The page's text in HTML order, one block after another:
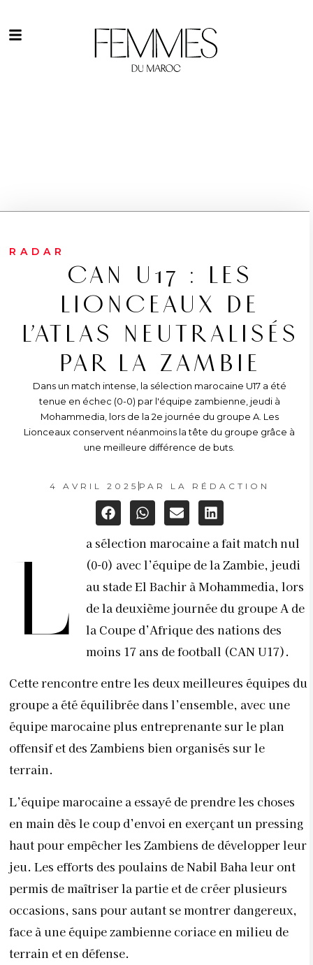
RADAR
CAN U17 : LES
LIONCEAUX DE
L’ATLAS NEUTRALISÉS
PAR LA ZAMBIE
Dans un match intense, la sélection marocaine U17 a été
tenue en échec (0-0) par l'équipe zambienne, jeudi à
Mohammedia, lors de la 2e journée du groupe A. Les
Lionceaux conservent néanmoins la tête du groupe grâce à
une meilleure différence de buts.
4 AVRIL 2025 PAR LA RÉDACTION
L
a sélection marocaine a fait match nul
(0-0) avec l’équipe de la Zambie, jeudi
au stade El Bachir à Mohammedia, lors
de la deuxième journée du groupe A de
la Coupe d’Afrique des nations des
moins 17 ans de football (CAN U17).
Cette rencontre entre les deux meilleures équipes du
groupe a été équilibrée dans l’ensemble, avec une
équipe marocaine plus entreprenante sur le plan
offensif et des Zambiens bien organisés sur le
terrain.
L’équipe marocaine a essayé de prendre les choses
en main dès le coup d’envoi en exerçant un pressing
haut pour empêcher les Zambiens de développer leur
jeu. Les efforts des poulains de Nabil Baha leur ont
permis de maîtriser la partie et de créer plusieurs
occasions, sans pour autant se montrer dangereux,
face à une équipe zambienne coriace en milieu de
terrain et en défense.